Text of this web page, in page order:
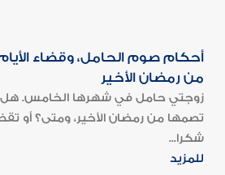
أحكام صوم الحامل، وقضاء
من رمضان الأخير
زوجتي حامل في شهرها الخامس. هل
تصمها من رمضان الأخير، ومتى؟ أو
شكرا...
للمزيد